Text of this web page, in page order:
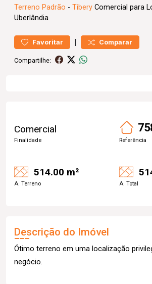
Terreno Padrão - Tibery Comercial para
Uberlândia
Favoritar | Comparar
Compartilhe:
Comercial
Finalidade Referência
514.00 m²
A. Terreno A. Total
Descrição do Imóvel
Ótimo terreno em uma localização
negócio.